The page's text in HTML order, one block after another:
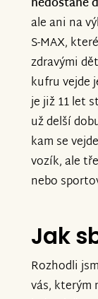
ale ani na
S-MAX,
zdravými
kufru vejde
je již 11 let
už delší
kam se
vozík, ale
nebo
Jak
Rozhodli
vás, kterým